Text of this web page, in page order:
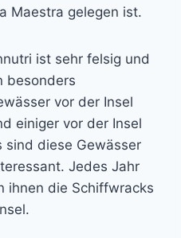
Maestra gelegen ist.
ist sehr felsig und
besonders
vor der Insel
einiger vor der Insel
sind diese Gewässer
Jedes Jahr
ihnen die Schiffwracks